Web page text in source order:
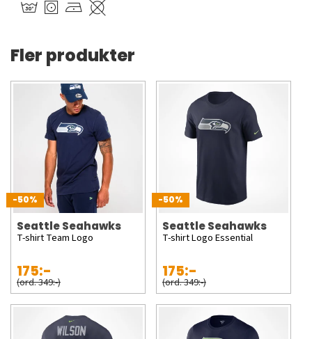
Fler produkter
-50%
Seattle Seahawks
T-shirt Team Logo
175:-
(ord. 349:-)
-50%
Seattle Seahawks
T-shirt Logo Essential
175:-
(ord. 349:-)